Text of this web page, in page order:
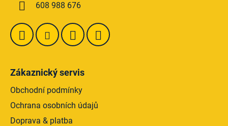
608 988 676
Zákaznický servis
Obchodní podmínky
Ochrana osobních údajů
Doprava & platba